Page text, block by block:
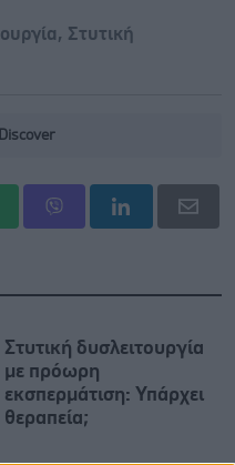
, Στυτική
Στυτική δυσλειτουργία
με πρόωρη
εκσπερμάτιση: Υπάρχει
θεραπεία;